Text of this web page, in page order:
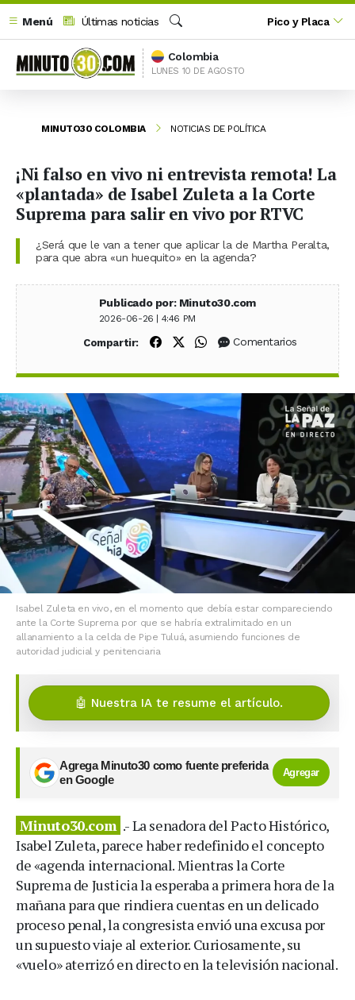
Menú
Últimas noticias
Buscar
Pico y Placa
Colombia
LUNES 10 DE AGOSTO
MINUTO30 COLOMBIA NOTICIAS DE POLÍTICA
¡Ni falso en vivo ni entrevista remota! La
«plantada» de Isabel Zuleta a la Corte
Suprema para salir en vivo por RTVC
¿Será que le van a tener que aplicar la de Martha Peralta,
para que abra «un huequito» en la agenda?
Publicado por: Minuto30.com
2026-06-26 | 4:46 PM
Compartir: Compartir en Facebook
Compartir en X (Twitter)
Compartir en WhatsApp
Comentarios
Isabel Zuleta en vivo, en el momento que debía estar compareciendo
ante la Corte Suprema por que se habría extralimitado en un
allanamiento a la celda de Pipe Tuluá, asumiendo funciones de
autoridad judicial y penitenciaria
🤖 Nuestra IA te resume el artículo.
Agrega Minuto30 como fuente preferida
en Google
Agregar
Minuto30.com .- La senadora del Pacto Histórico,
Isabel Zuleta, parece haber redefinido el concepto
de «agenda internacional. Mientras la Corte
Suprema de Justicia la esperaba a primera hora de la
mañana para que rindiera cuentas en un delicado
proceso penal, la congresista envió una excusa por
un supuesto viaje al exterior. Curiosamente, su
«vuelo» aterrizó en directo en la televisión nacional.